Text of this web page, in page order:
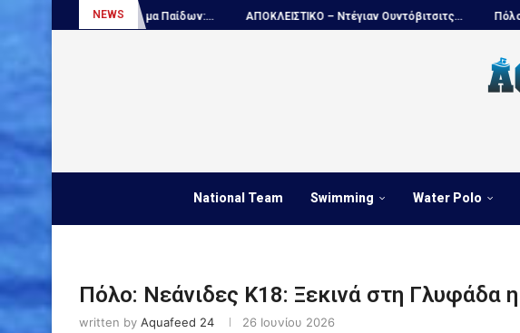
NEWSΑΠΟΚΛΕΙΣΤΙΚΟ – Ντέγιαν Ουντόβιτσιτς... Πόλο, Εθνική Νέων Ανδρών...
National Team Swimming Water Polo
Πόλο: Νεάνιδες Κ18: Ξεκινά στη Γλυφάδα
written by Aquafeed 24 26 Ιουνίου 2026